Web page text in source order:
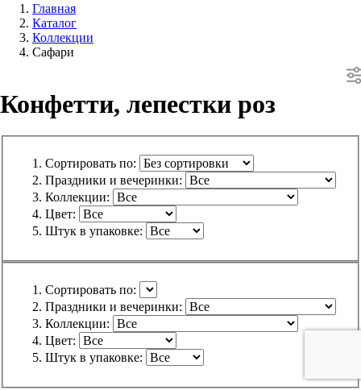
Главная
Каталог
Коллекции
Сафари
Конфетти, лепестки роз
Сортировать по:
Праздники и вечеринки:
Коллекции:
Цвет:
Штук в упаковке:
Сортировать по:
Праздники и вечеринки:
Коллекции:
Цвет:
Штук в упаковке: